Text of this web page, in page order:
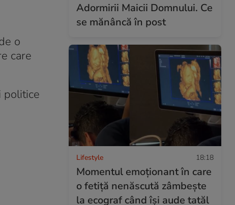
o
care
politice
Adormirii Maicii Domnului. Ce
se mănâncă în post
Lifestyle 18:18
Momentul emoționant în care
o fetiță nenăscută zâmbește
la ecograf când își aude tatăl